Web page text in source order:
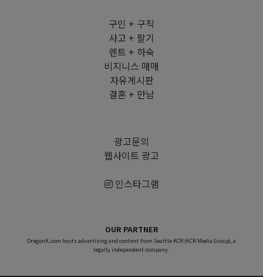
구인 + 구직
사고 + 팔기
렌트 + 하숙
비지니스 매매
자유게시판
결혼 + 만남
광고문의
웹사이트 광고
인스타그램
OUR PARTNER
OregonK.com hosts advertising and content from Seattle KCR (KCR Media Group), a
legally independent company.